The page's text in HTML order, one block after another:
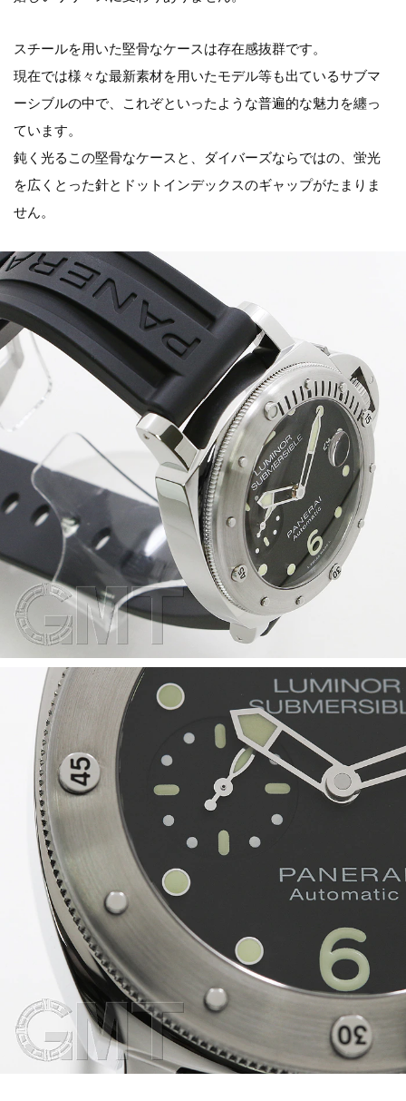
スチールを用いた堅骨なケースは存在感抜群です。
現在では様々な最新素材を用いたモデル等も出ているサブマ
ーシブルの中で、これぞといったような普遍的な魅力を纏っ
ています。
鈍く光るこの堅骨なケースと、ダイバーズならではの、蛍光
を広くとった針とドットインデックスのギャップがたまりま
せん。